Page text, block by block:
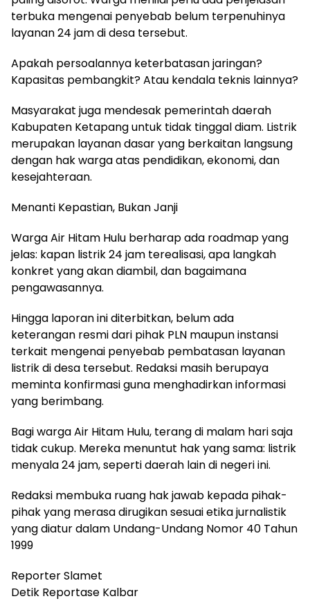
terbuka mengenai penyebab belum terpenuhinya
layanan 24 jam di desa tersebut.
Apakah persoalannya keterbatasan jaringan?
Kapasitas pembangkit? Atau kendala teknis lainnya?
Masyarakat juga mendesak pemerintah daerah
Kabupaten Ketapang untuk tidak tinggal diam. Listrik
merupakan layanan dasar yang berkaitan langsung
dengan hak warga atas pendidikan, ekonomi, dan
kesejahteraan.
Menanti Kepastian, Bukan Janji
Warga Air Hitam Hulu berharap ada roadmap yang
jelas: kapan listrik 24 jam terealisasi, apa langkah
konkret yang akan diambil, dan bagaimana
pengawasannya.
Hingga laporan ini diterbitkan, belum ada
keterangan resmi dari pihak PLN maupun instansi
terkait mengenai penyebab pembatasan layanan
listrik di desa tersebut. Redaksi masih berupaya
meminta konfirmasi guna menghadirkan informasi
yang berimbang.
Bagi warga Air Hitam Hulu, terang di malam hari saja
tidak cukup. Mereka menuntut hak yang sama: listrik
menyala 24 jam, seperti daerah lain di negeri ini.
Redaksi membuka ruang hak jawab kepada pihak-
pihak yang merasa dirugikan sesuai etika jurnalistik
yang diatur dalam Undang-Undang Nomor 40 Tahun
1999
Reporter Slamet
Detik Reportase Kalbar